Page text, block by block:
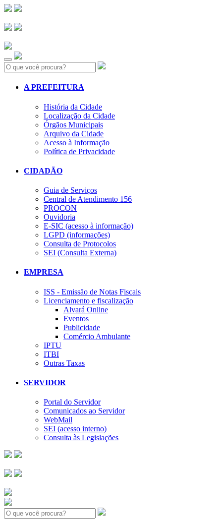
Search:
A PREFEITURA
História da Cidade
Localização da Cidade
Órgãos Municipais
Arquivo da Cidade
Acesso à Informação
Política de Privacidade
CIDADÃO
Guia de Serviços
Central de Atendimento 156
PROCON
Ouvidoria
E-SIC (acesso à informação)
LGPD (informações)
Consulta de Protocolos
SEI (Consulta Externa)
EMPRESA
ISS - Emissão de Notas Fiscais
Licenciamento e fiscalização
Alvará Online
Eventos
Publicidade
Comércio Ambulante
IPTU
ITBI
Outras Taxas
SERVIDOR
Portal do Servidor
Comunicados ao Servidor
WebMail
SEI (acesso interno)
Consulta às Legislações
Search: